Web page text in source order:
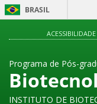
BRASIL
ACESSIBILIDADE
Programa de Pós-
INSTITUTO DE